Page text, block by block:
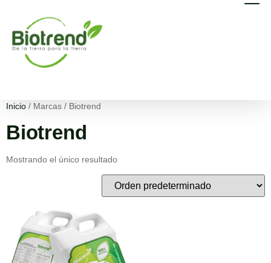
Inicio / Marcas / Biotrend
Biotrend
Mostrando el único resultado